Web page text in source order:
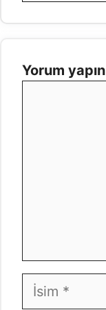
Yorum yapın
İsim